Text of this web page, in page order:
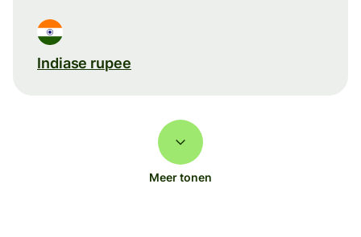
Indiase rupee
Meer tonen